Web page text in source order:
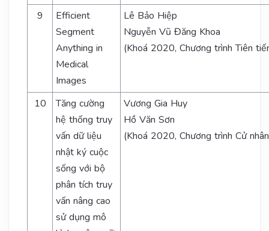
9
Efficient
Segment
Anything in
Medical
Images
Lê Bảo Hiệp
Nguyễn Vũ Đăng Khoa
(Khoá 2020, Chương trình Tiên
10
Tăng cường
hệ thống truy
vấn dữ liệu
nhật ký cuộc
sống với bộ
phân tích truy
vấn nâng cao
sử dụng mô
Vương Gia Huy
Hồ Văn Sơn
(Khoá 2020, Chương trình Cử